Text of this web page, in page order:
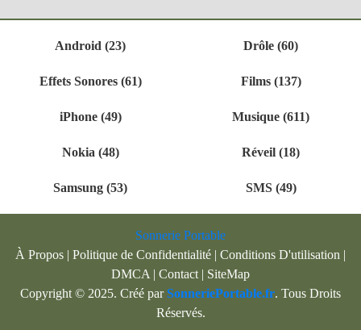
Android (23) Drôle (60)
Effets Sonores (61) Films (137)
iPhone (49) Musique (611)
Nokia (48) Réveil (18)
Samsung (53) SMS (49)
Sonnerie Portable
À Propos | Politique de Confidentialité | Conditions D'utilisation |
DMCA | Contact | SiteMap
Copyright © 2025. Créé parSonneriePortable.fr. Tous Droits
Réservés.